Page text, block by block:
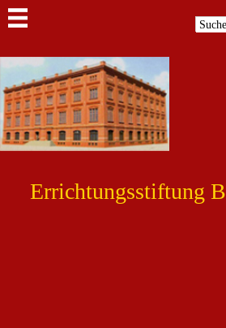
Errichtungsstiftung